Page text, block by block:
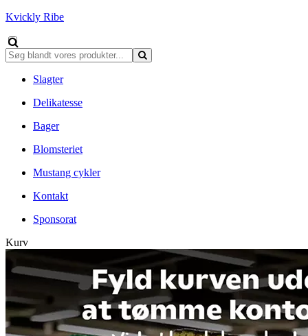
Kvickly Ribe
Slagter
Delikatesse
Bager
Blomsteriet
Mustang cykler
Kontakt
Sponsorat
Kurv